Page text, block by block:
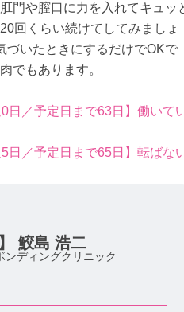
門や膣口に力を入れてキュッ
回くらい続けてしてみましょ
づいたときにするだけでOKで
でもあります。
0日／予定日まで63日】働いて
5日／予定日まで65日】転ばな
鮫島 浩二
ンディングクリニック